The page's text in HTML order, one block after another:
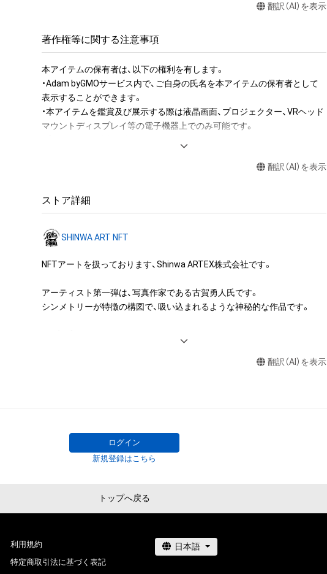
この作品は上京当時に、私的な聖域を作る目的で制作を始めました。
上京直後の孤独を癒すように自室に引き籠ってインターネットの世界に浸
いました。
また、外に出れば東京はどこまで行っても途切れず延々と都会が続き、止ま
る事無く変化し続ける姿は万華鏡のようでした。
仮想世界と現実世界の両方に魅了されながらも、都会での生活は様々な負
そうして作り続けた作品がシンメトリーであったのは意味の有る事でし
た。
これは、人間の根源的な造形感覚に依るものです。
洋の東西を問わず古くから人間の信仰や祈りが集まる場所にはシンメトリ
神社、寺、モスク、教会、ピラミッドに至るまで様々です。
人が敬虔で切実な想いを具現化する時、シンメトリーの造作物を作るのは
に至る道筋が見えたのは、この作品の大きな収穫でした。
翻訳（AI）を表示
著作権等に関する注意事項
本アイテムの保有者は、以下の権利を有します。
・Adam byGMOサービス内で、ご自身の氏名を本アイテムの保有者として
表示することができます。
・本アイテムを鑑賞及び展示する際は液晶画面、プロジェクター、VRヘッド
マウントディスプレイ等の電子機器上でのみ可能です。
「作品名」「作家 古賀勇人」「企画協力Shinwa ARTEX株式会社」
い。
・本アイテムを複製することはできません。
・本アイテムを印刷やその他の方法で物理的な媒体への出力を一切禁じま
・本アイテムの知的財産権（著作権、特許権、実用新案権、商標権、意匠権そ
の他の知的財産権）は、本アイテムの作成者によって保護されています。そ
者が有する権利」の範囲を超えた行為、知的財産権を侵害するおそれのある
であっても、本アイテムの作成者または第三者のライセンス保有者および
株式会社Shinwa ARTEX株式会社は、何らの法的責任も負わないものとし
このアイテムに関するお問い合わせ先
翻訳（AI）を表示
ストア詳細
SHINWA ART NFT
NFTアートを扱っております、Shinwa ARTEX株式会社です。
アーティスト第一弾は、写真作家である古賀勇人氏です。
シンメトリーが特徴の構図で、吸い込まれるような神秘的な作品です。
写真で作品制作をする美術作家。
彩水彩、版画、立体造形、美術史等を学ぶ。絵画や服飾による作品制作を行
法に出会った2005年からシンメトリーの作品を制作している。
「人が敬虔で切実な想いを具現化する時、シンメトリーの造形物を作るのは
翻訳（AI）を表示
ログイン
新規登録はこちら
トップへ戻る
利用規約
特定商取引法に基づく表記